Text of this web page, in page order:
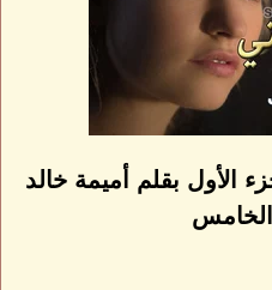
الأول بقلم أميمة خالد